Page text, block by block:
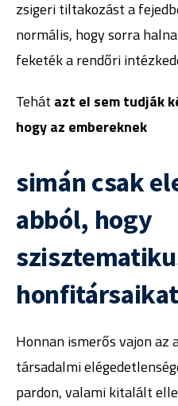
zsigeri tiltakozást a
normális, hogy sorra
feketék a rendőri
Tehát azt el sem tudják
hogy az embereknek
simán csak
abból, hogy
Honnan ismerős vajon az
társadalmi
pardon, valami kitalált